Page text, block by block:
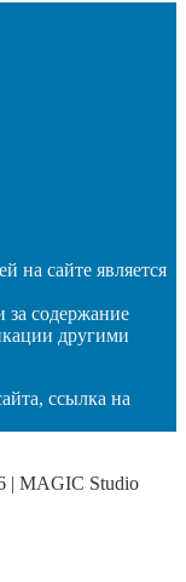
на сайте является
за содержание
другими
ссылка на
| MAGIC Studio